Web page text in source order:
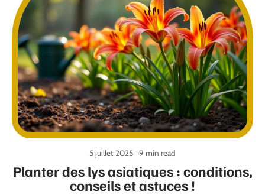
Planter des lys asiatiques : conditions,
conseils et astuces !
5 juillet 2025 9 min read